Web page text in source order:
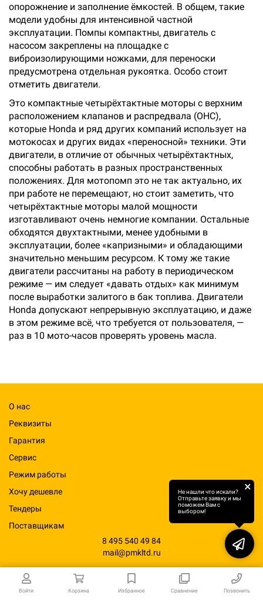
Войти Корзина Избранное Сравнение Позвонить
опорожнение и заполнение ёмкостей. В общем, такие
модели удобны для интенсивной частной
эксплуатации. Помпы компактны, двигатель с
насосом закреплены на площадке с
виброизолирующими ножками, для переноски
предусмотрена отдельная рукоятка. Особо стоит
отметить двигатели.
Это компактные четырёхтактные моторы с верхним
расположением клапанов и распредвала (OHC),
которые Honda и ряд других компаний использует на
мотокосах и других видах «переносной» техники. Эти
двигатели, в отличие от обычных четырёхтактных,
способны работать в разных пространственных
положениях. Для мотопомп это не так актуально, их
при работе не перемещают, но стоит заметить, что
четырёхтактные моторы малой мощности
изготавливают очень немногие компании. Остальные
обходятся двухтактными, менее удобными в
эксплуатации, более «капризными» и обладающими
значительно меньшим ресурсом. К тому же такие
двигатели рассчитаны на работу в периодическом
режиме — им следует «давать отдых» как минимум
после выработки залитого в бак топлива. Двигатели
Honda допускают непрерывную эксплуатацию, и даже
в этом режиме всё, что требуется от пользователя, —
раз в 10 мото-часов проверять уровень масла.
О нас
Реквизиты
Гарантия
Сервис
Режим работы
Хочу дешевле
Тендеры
Поставщикам
8 495 540 49 84
mail@pmkltd.ru
Не нашли что искали?
Отправьте заявку и мы
поможем Вам с
выбором!
×